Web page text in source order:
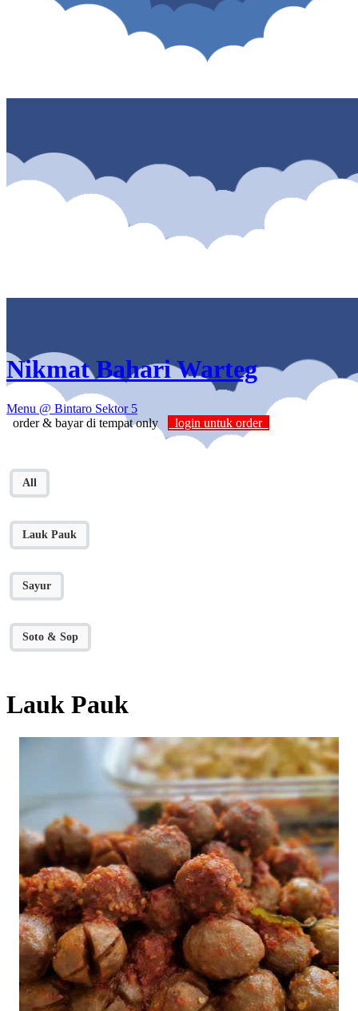
Nikmat Bahari Warteg
Menu @ Bintaro Sektor 5
order & bayar di tempat only
login untuk order
All
Lauk Pauk
Sayur
Soto & Sop
Lauk Pauk